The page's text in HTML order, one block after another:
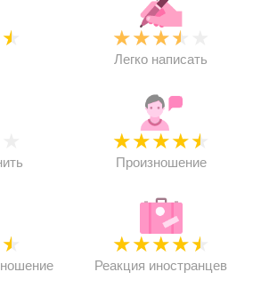
★ ★★★★
Легко написать
★★★★★
Произношение
★ ★★★★★
Реакция иностранцев